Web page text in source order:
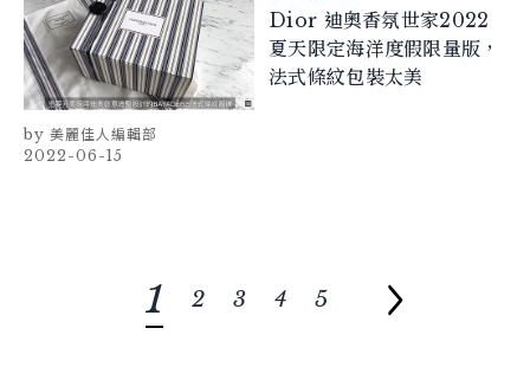
Dior 迪奧香氛世家2022
夏天限定海洋度假限量版，
法式條紋包裝太美
美麗佳人編輯部
2022-06-15
1 2 3 4 5